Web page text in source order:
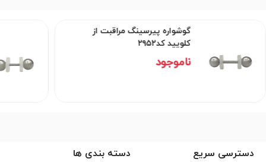
گوشواره پیرسینگ مراقبت از
کلویید کد۲۹۵۲
ناموجود
دسترسی سریع دسته بندی ها